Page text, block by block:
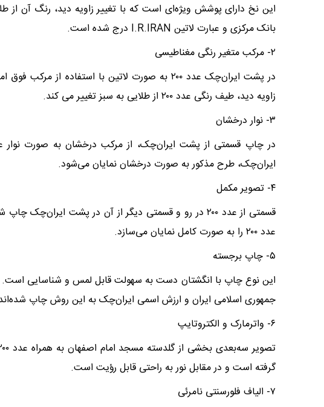
این نخ دارای پوشش ویژه‌ای است که با تغییر زاویه دید، رنگ آن از
بانک مرکزی و عبارت لاتین I.R.IRAN درج شده است.
۲- مرکب متغیر رنگی مغناطیسی
در پشت ایران‌چک عدد ۲۰۰ به صورت لاتین با
زاویه دید، طیف رنگی عدد ۲۰۰ از طلایی به سبز تغییر می کند.
۳- نوار درخشان
در چاپ قسمتی از پشت ایران‌چک، از مرکب درخشان به صورت نوار
ایران‌چک، طرح مذکور به صورت درخشان نمایان می‌شود.
۴- تصویر مکمل
قسمتی از عدد ۲۰۰ در رو و قسمتی دیگر از آن در پشت
عدد ۲۰۰ را به صورت کامل نمایان می‌سازد.
۵- چاپ برجسته
این نوع چاپ با انگشتان دست به سهولت قابل لمس و شناسایی است.
جمهوری اسلامی ایران و ارزش اسمی ایران‌چک به این روش چاپ
۶- واترمارک و الکتروتایپ
گرفته است و در مقابل نور به راحتی قابل رؤیت است.
۷- الیاف فلورسنتی نامرئی